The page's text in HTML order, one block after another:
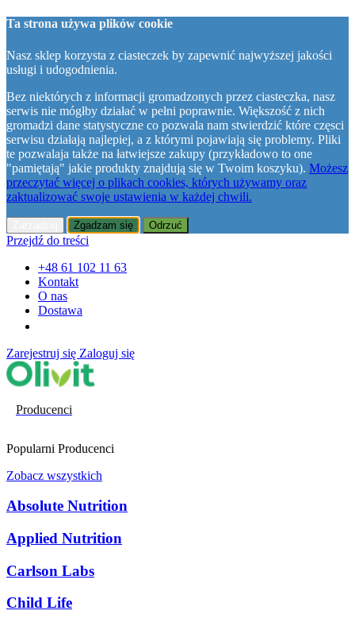
Ta strona używa plików cookie
Nasz sklep korzysta z ciasteczek by zapewnić najwyższej jakości
usługi i udogodnienia.
Bez niektórych z informacji gromadzonych przez ciasteczka, nasz
serwis nie mógłby działać w pełni poprawnie. Większość z nich
gromadzi dane statystyczne co pozwala nam stwierdzić które częsci
serwisu działają najlepiej, a z którymi pojawiają się problemy. Pliki
te pozwalaja także na łatwiejsze zakupy (przykładowo to one
"pamiętają" jakie produkty znajdują się w Twoim koszyku). Możesz
przeczytać więcej o plikach cookies, których używamy oraz
zaktualizować swoje ustawienia w każdej chwili.
Zgadzam się Odrzuć
Przejdź do treści
+48 61 102 11 63
Kontakt
O nas
Dostawa
Zarejestruj się Zaloguj się
Producenci
Popularni Producenci
Zobacz wszystkich
Absolute Nutrition
Applied Nutrition
Carlson Labs
Child Life